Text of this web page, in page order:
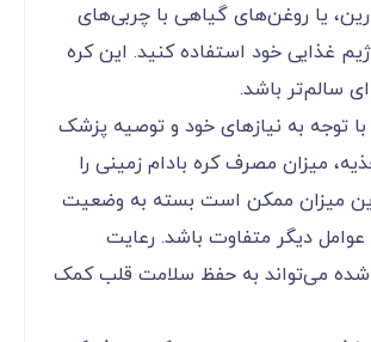
یا روغن‌های گیاهی با چربی‌های
غذایی خود استفاده کنید. این کره
سالم‌تر باشد.
با توجه به نیازهای خود و توصیه پزشک
میزان مصرف کره بادام زمینی را
میزان ممکن است بسته به وضعیت
دیگر متفاوت باشد. رعایت
شده می‌تواند به حفظ سلامت قلب کمک